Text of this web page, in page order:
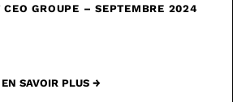
GROUPE – SEPTEMBRE 2024
EN SAVOIR PLUS →